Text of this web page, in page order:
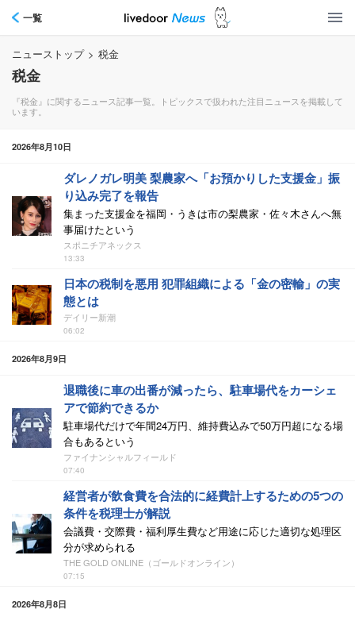
一覧
ニューストップ > 税金
税金
『税金』に関するニュース記事一覧。トピックスで扱われた注目ニュースを掲載して
います。
2026年8月10日
ダレノガレ明美 梨農家へ「お預かりした支援金」振
り込み完了を報告
集まった支援金を福岡・うきは市の梨農家・佐々木さんへ無
事届けたという
スポニチアネックス
13:33
日本の税制を悪用 犯罪組織による「金の密輸」の実
態とは
デイリー新潮
06:02
2026年8月9日
退職後に車の出番が減ったら、駐車場代をカーシェ
アで節約できるか
駐車場代だけで年間24万円、維持費込みで50万円超になる場
合もあるという
ファイナンシャルフィールド
07:40
経営者が飲食費を合法的に経費計上するための5つの
条件を税理士が解説
会議費・交際費・福利厚生費など用途に応じた適切な処理区
分が求められる
THE GOLD ONLINE（ゴールドオンライン）
07:15
2026年8月8日